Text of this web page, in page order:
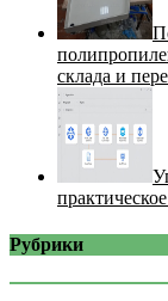
склада и
Рубрики